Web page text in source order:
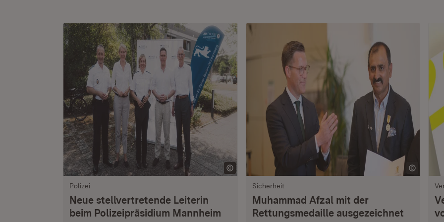
Polizei
Neue stellvertretende Leiterin
beim Polizeipräsidium Mannheim
Sicherheit
Muhammad Afzal mit der
Rettungsmedaille ausgezeichnet